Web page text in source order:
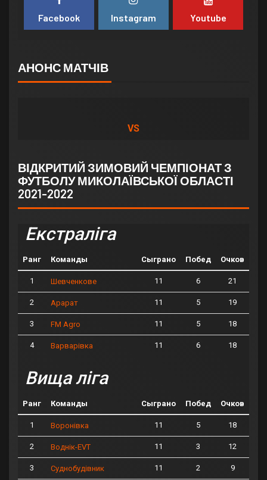
Facebook Instagram Youtube
АНОНС МАТЧІВ
VS
ВІДКРИТИЙ ЗИМОВИЙ ЧЕМПІОНАТ З
ФУТБОЛУ МИКОЛАЇВСЬКОЇ ОБЛАСТІ
2021-2022
Екстраліга
Ранг Команды Сыграно Побед Очков
1 Шевченкове 11 6 21
2 Арарат 11 5 19
3 FM Agro 11 5 18
4 Варварівка 11 6 18
Вища ліга
Ранг Команды Сыграно Побед Очков
1 Воронівка 11 5 18
2 Воднік-EVT 11 3 12
3 Суднобудівник 11 2 9